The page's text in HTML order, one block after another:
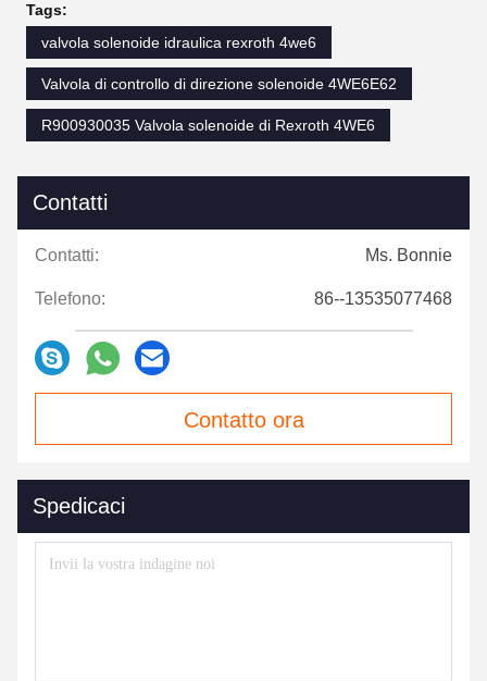
Tags:
valvola solenoide idraulica rexroth 4we6
Valvola di controllo di direzione solenoide 4WE6E62
R900930035 Valvola solenoide di Rexroth 4WE6
Contatti
Contatti: Ms. Bonnie
Telefono: 86--13535077468
Contatto ora
Spedicaci